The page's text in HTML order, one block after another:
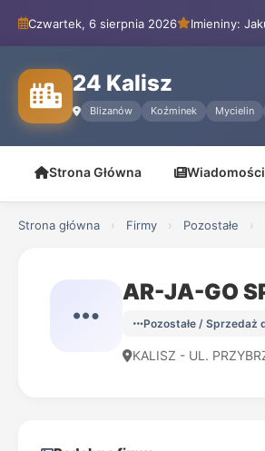
Czwartek, 6 sierpnia 2026 Imieniny:
24 Kalisz
Blizanów Koźminek Mycielin
Strona Główna Wiadomości
Strona główna › Firmy › Pozostałe ›
AR-JA-GO
Pozostałe / Sprzedaż
KALISZ - UL.